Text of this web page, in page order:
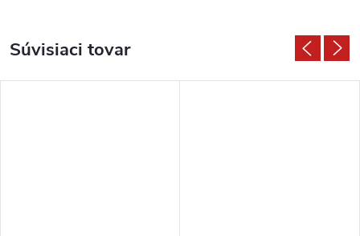
Súvisiaci tovar